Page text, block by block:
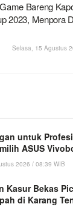
Bareng
2023, Menpora
Selasa, 15 Agustus
untuk
ASUS
2026 / 08:39 WIB
Kasur Bekas
di Karang